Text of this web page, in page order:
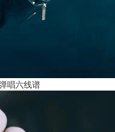
唱六线谱